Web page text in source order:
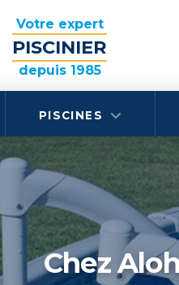
Votre expert
PISCINIER
depuis 1985
PISCINES
Chez
Aloha